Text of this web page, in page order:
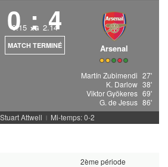
0 : 4
0.15 xG 2.14
MATCH TERMINÉ Arsenal
Martín Zubimendi 27'
K. Darlow 38'
Viktor Gyökeres 69'
G. de Jesus 86'
Attwell
| Mi-temps: 0-2
2ème période